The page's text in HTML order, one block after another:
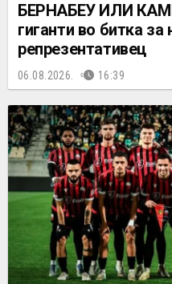
БЕРНАБЕУ ИЛИ
гиганти во битка
репрезентативец
06.08.2026. 16:39